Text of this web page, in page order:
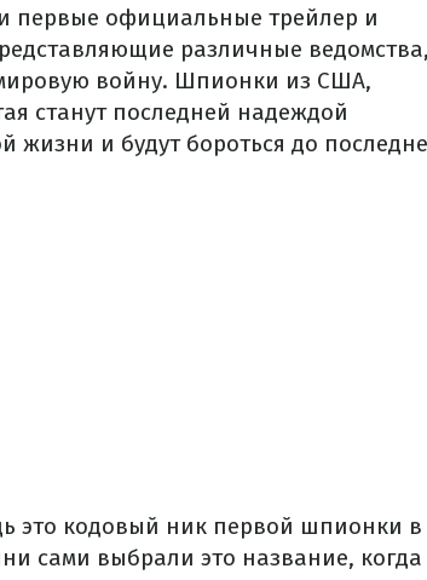
первые официальные трейлер и
различные ведомства,
войну. Шпионки из США,
станут последней надеждой
жизни и будут бороться до
это кодовый ник первой шпионки в
сами выбрали это название, когда